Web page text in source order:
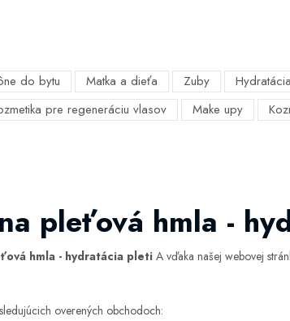
do bytu Matka a dieťa Zuby
pre regeneráciu vlasov Make upy
pleťová hmla -
hmla - hydratácia pleti A vďaka našej webovej
overených obchodoch: